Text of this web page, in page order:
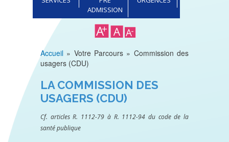
ADMISSION
Fil
Accueil Votre Parcours
Commission des
usagers (CDU)
LA COMMISSION DES
USAGERS (CDU)
Cf. articles R. 1112-79 à R. 1112-94 du code de la
santé publique